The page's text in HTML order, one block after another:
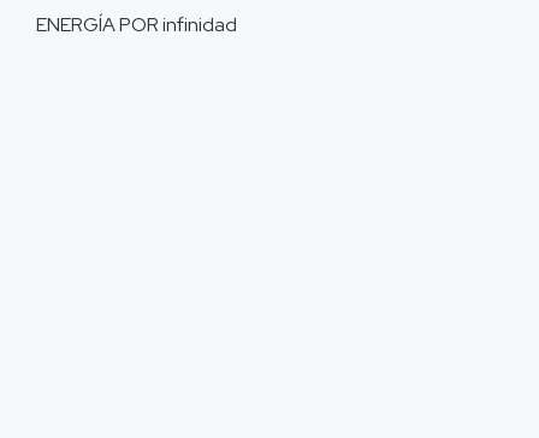
ENERGÍA PORinfinidad